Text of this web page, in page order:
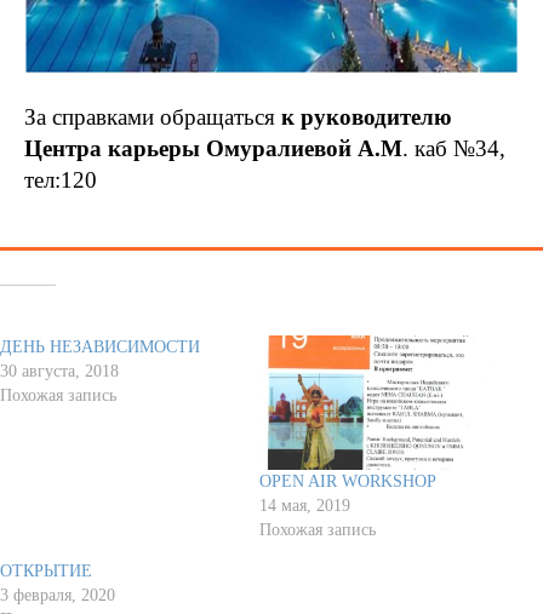
За справками обращаться к руководителю
Центра карьеры Омуралиевой А.М. каб №34,
тел:120
ДЕНЬ НЕЗАВИСИМОСТИ
30 августа, 2018
Похожая запись
OPEN AIR WORKSHOP
14 мая, 2019
Похожая запись
ОТКРЫТИЕ
3 февраля, 2020